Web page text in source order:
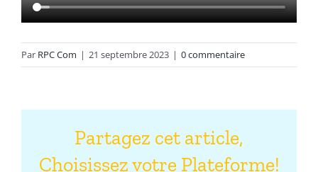
Par RPC Com | 21 septembre 2023 | 0 commentaire
Partagez cet article,
Choisissez votre Plateforme!